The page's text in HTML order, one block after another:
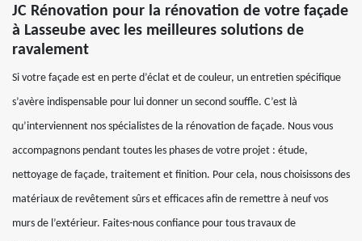
JC Rénovation pour la rénovation de votre façade
à Lasseube avec les meilleures solutions de
ravalement
Si votre façade est en perte d’éclat et de couleur, un entretien spécifique
s’avère indispensable pour lui donner un second souffle. C’est là
qu’interviennent nos spécialistes de la rénovation de façade. Nous vous
accompagnons pendant toutes les phases de votre projet : étude,
nettoyage de façade, traitement et finition. Pour cela, nous choisissons des
matériaux de revêtement sûrs et efficaces afin de remettre à neuf vos
murs de l’extérieur. Faites-nous confiance pour tous travaux de